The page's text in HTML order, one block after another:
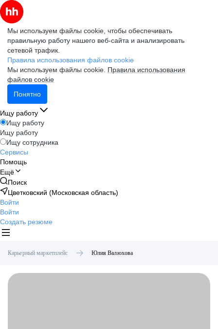
Мы используем файлы cookie, чтобы обеспечивать
правильную работу нашего веб-сайта и анализировать
сетевой трафик.
Правила использования файлов cookie
Мы используем файлы cookie. Правила использования
файлов cookie
Понятно
Ищу работу
Ищу работу
Ищу работу
Ищу сотрудника
Сервисы
Помощь
Ещё
Поиск
Цветковский (Московская область)
Войти
Войти
Создать резюме
Карьерный маркетплейс Юлия Валюхова